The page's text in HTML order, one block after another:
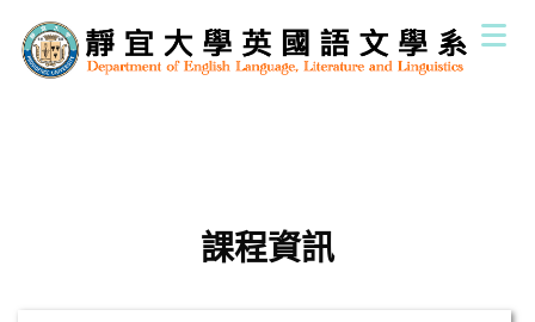
到
主
課程資訊